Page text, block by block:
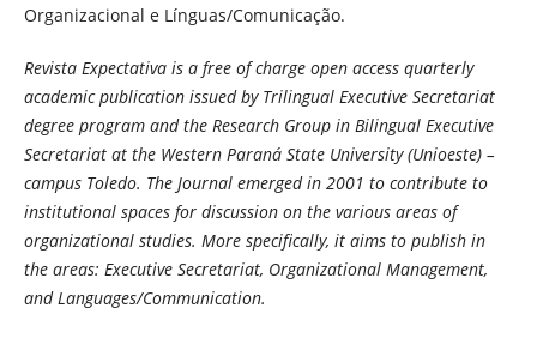
Organizacional e Línguas/Comunicação.
Revista Expectativa is a free of charge open access quarterly
academic publication issued by Trilingual Executive Secretariat
degree program and the Research Group in Bilingual Executive
Secretariat at the Western Paraná State University (Unioeste) –
campus Toledo. The Journal emerged in 2001 to contribute to
institutional spaces for discussion on the various areas of
organizational studies. More specifically, it aims to publish in
the areas: Executive Secretariat, Organizational Management,
and Languages/Communication.